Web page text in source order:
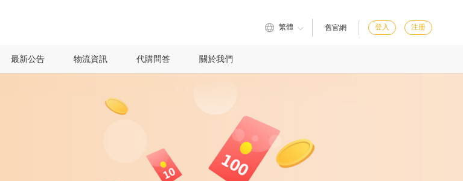
繁體 舊官網 登入 注册
最新公告 物流資訊 代購問答 關於我們